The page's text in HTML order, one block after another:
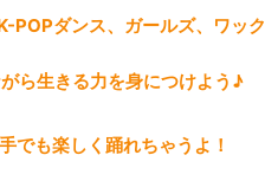
POPダンス、ガールズ、ワック
ら生きる力を身につけよう♪
でも楽しく踊れちゃうよ！